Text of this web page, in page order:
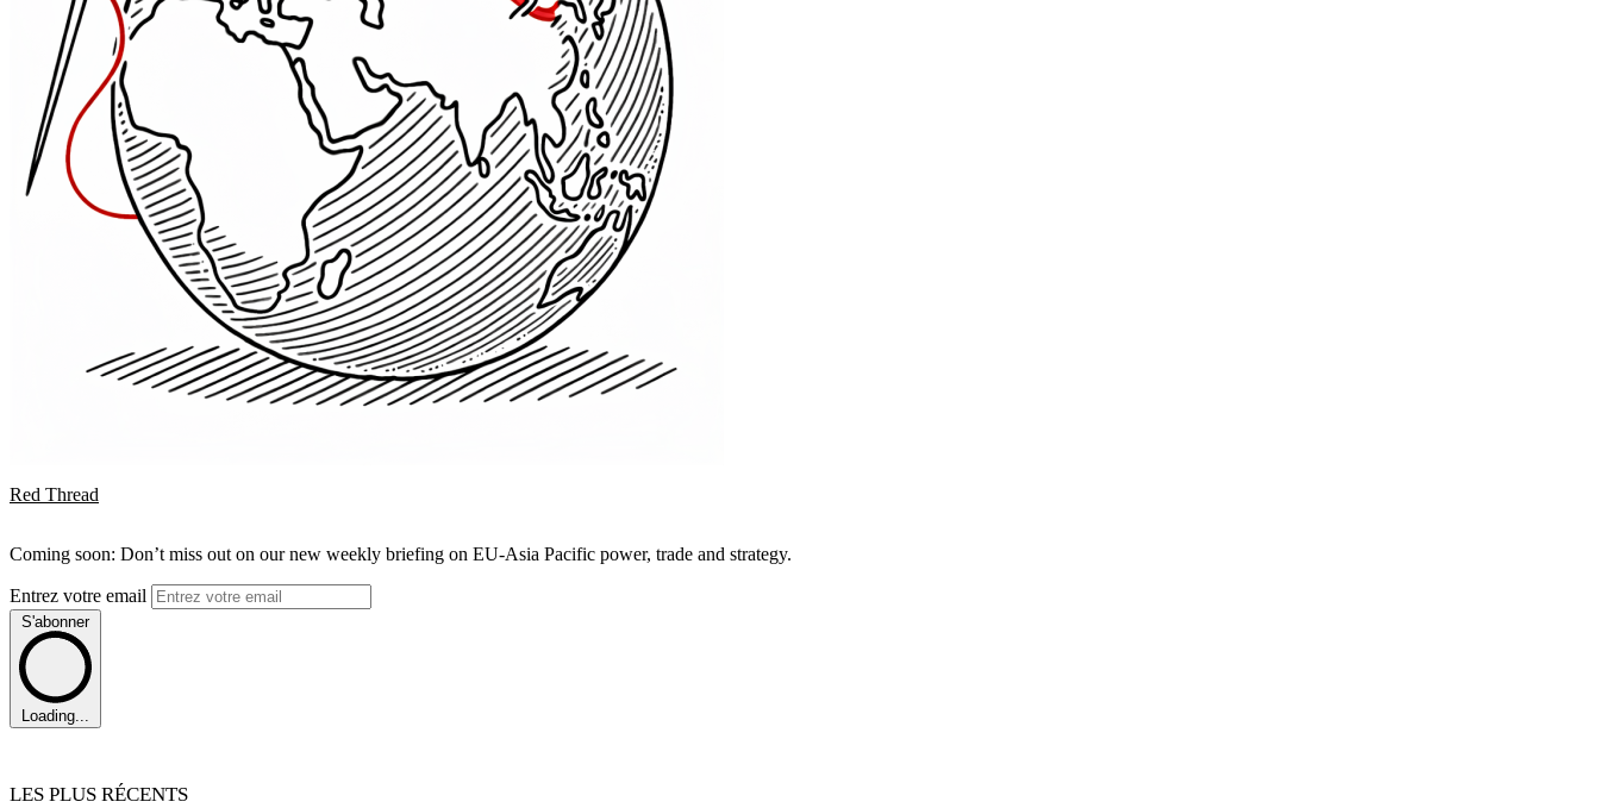
Red Thread
Coming soon: Don’t miss out on our new weekly briefing on EU-Asia Pacific power, trade and strategy.
Entrez votre email
S'abonner
Loading...
LES PLUS RÉCENTS